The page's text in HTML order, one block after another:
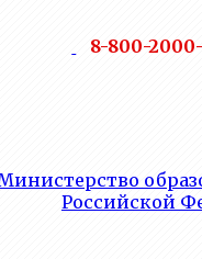
8-800-
Российской